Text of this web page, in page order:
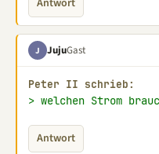
Antwort
J JujuGast
Peter II schrieb:
> welchen Strom
Antwort